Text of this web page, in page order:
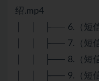
绍.mp4
│ │ ├── 6.（短信
│ │ ├── 7.（短信
│ │ ├── 8.（短信
│ │ ├── 9.（短信